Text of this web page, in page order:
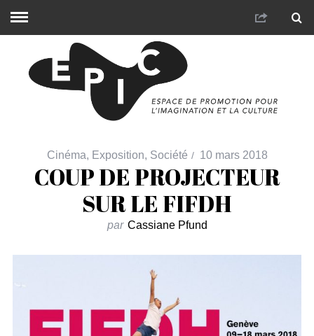
Cinéma, Exposition, Société 10 mars 2018
COUP DE PROJECTEUR
SUR LE FIFDH
par Cassiane Pfund